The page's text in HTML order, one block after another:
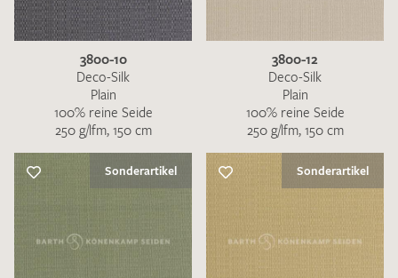
3800-10
Deco-Silk
Plain
100% reine Seide
250 g/lfm, 150 cm
3800-12
Deco-Silk
Plain
100% reine Seide
250 g/lfm, 150 cm
Sonderartikel Sonderartikel